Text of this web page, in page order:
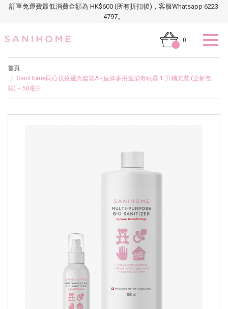
訂單免運費最低消費金額為 HK$600 (所有折扣後)，客服Whatsapp 6223
4797。
0
首頁
SaniHome同心抗疫優惠套裝A - 皇牌多用途消毒噴霧 1 升補充裝 (全新包
裝) + 50毫升